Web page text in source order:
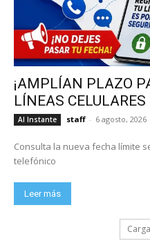
¡AMPLÍAN PLAZO
LÍNEAS CELULARES
Al Instante staff - 6 agosto, 2026
Consulta la nueva fecha límite
telefónico
Leer más